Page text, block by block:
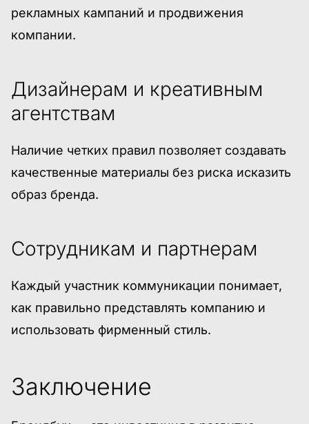
рекламных кампаний и продвижения
компании.
Дизайнерам и креативным
агентствам
Наличие четких правил позволяет создавать
качественные материалы без риска исказить
образ бренда.
Сотрудникам и партнерам
Каждый участник коммуникации понимает,
как правильно представлять компанию и
использовать фирменный стиль.
Заключение